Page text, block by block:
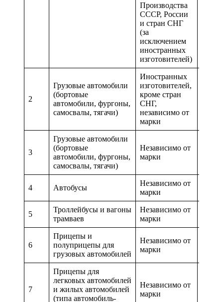
Производства
СССР, России
и стран СНГ
(за
исключением
иностранных
изготовителей)
2
Грузовые автомобили
(бортовые
автомобили, фургоны,
самосвалы, тягачи)
Иностранных
изготовителей,
кроме стран
СНГ,
независимо от
марки
3
Грузовые автомобили
(бортовые
автомобили, фургоны,
самосвалы, тягачи)
Независимо от
марки
4 Автобусы
Независимо от
марки
5
Троллейбусы и вагоны
трамваев
Независимо от
марки
6
Прицепы и
полуприцепы для
грузовых автомобилей
Независимо от
марки
7
Прицепы для
легковых автомобилей
и жилых автомобилей
(типа автомобиль-
Независимо от
марки